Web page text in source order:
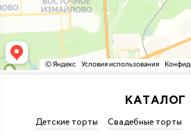
КАТАЛОГ
Детские торты Свадебные торты